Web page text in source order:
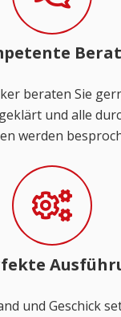
beraten Sie
und alle
werden
und Geschick